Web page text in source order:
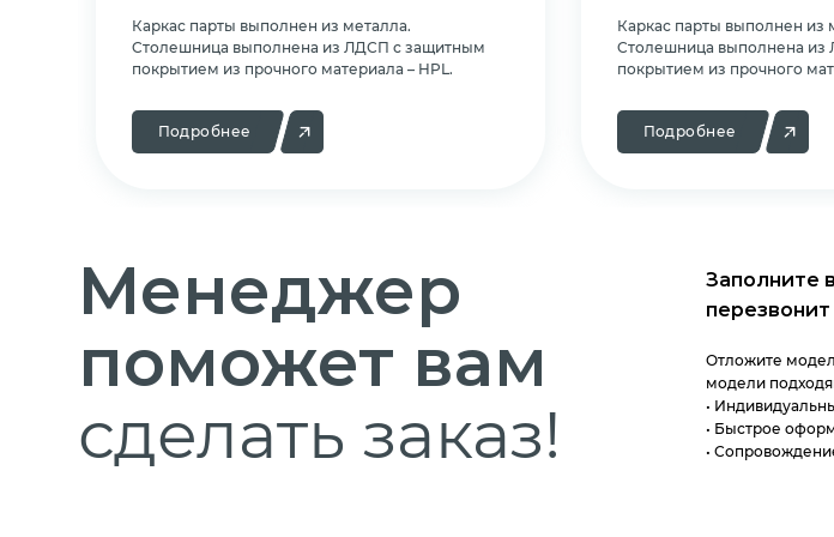
Каркас парты выполнен из металла.
Cтолешница выполнена из ЛДСП с защитным
покрытием из прочного материала – HPL.
Подробнее
Каркас парты выполнен из
Cтолешница выполнена
покрытием из прочного
Подробнее
Менеджер
поможет вам
сделать заказ!
Заполните
перезвонит
Отложите
модели
•
• Быстрое
•